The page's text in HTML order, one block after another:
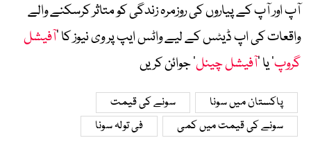
آپ اور آپ کے پیاروں کی روزمرہ زندگی کو متاثر کرسکنے والے
واقعات کی اپ ڈیٹس کے لیے واٹس ایپ پر وی نیوز کا ’آفیشل
گروپ‘ یا ’آفیشل چینل‘ جوائن کریں
پاکستان میں سونا
سونے کی قیمت
سونے کی قیمت میں کمی
فی تولہ سونا